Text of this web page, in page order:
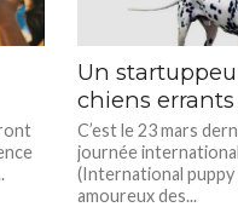
Un
chiens
C’est le 23 mars
journée
(International puppy
amoureux des...